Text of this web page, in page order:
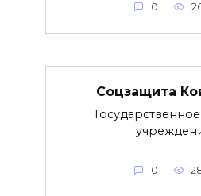
0
Соцзащита
0